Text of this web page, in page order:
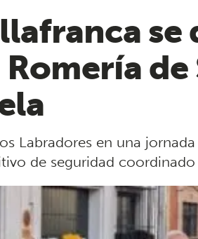
Labradores en una
de seguridad